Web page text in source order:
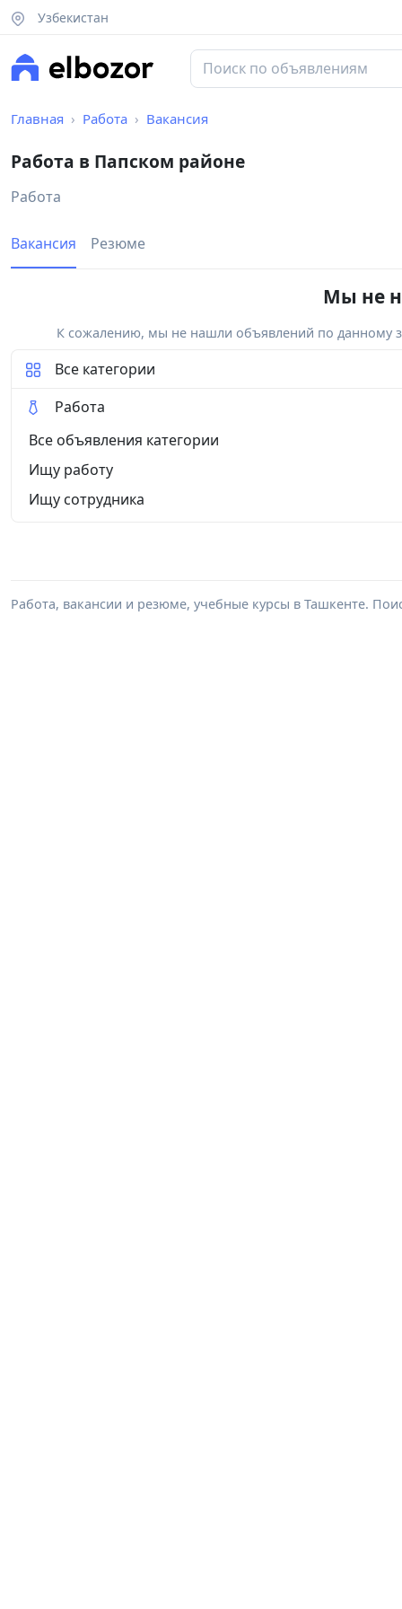
Узбекистан
Главная Работа Вакансия
Работа в Папском районе
Работа
Вакансия Резюме
Мы не
К сожалению, мы не нашли объявлений по данному
Все категории
Работа
Все объявления категории
Ищу работу
Ищу сотрудника
Работа, вакансии и резюме, учебные курсы в Ташкенте.